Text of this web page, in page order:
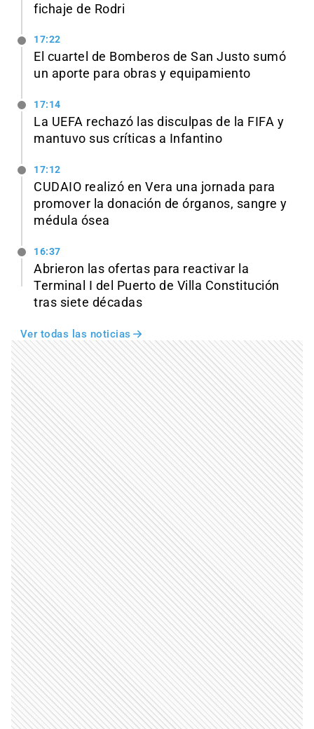
fichaje de Rodri
17:22
El cuartel de Bomberos de San Justo sumó
un aporte para obras y equipamiento
17:14
La UEFA rechazó las disculpas de la FIFA y
mantuvo sus críticas a Infantino
17:12
CUDAIO realizó en Vera una jornada para
promover la donación de órganos, sangre y
médula ósea
16:37
Abrieron las ofertas para reactivar la
Terminal I del Puerto de Villa Constitución
tras siete décadas
Ver todas las noticias